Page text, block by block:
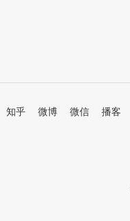
知乎 微博 微信 播客